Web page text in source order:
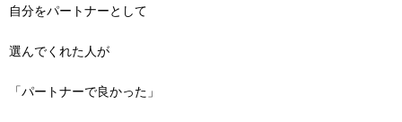
自分をパートナーとして
選んでくれた人が
「パートナーで良かった」